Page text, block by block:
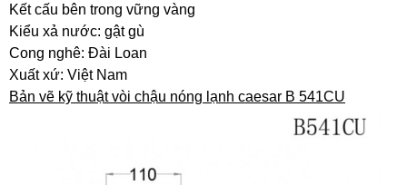
Kết cấu bên trong vững vàng
Kiểu xả nước: gật gù
Cong nghê: Đài Loan
Xuất xứ: Việt Nam
Bản vẽ kỹ thuật vòi chậu nóng lạnh caesar B 541CU